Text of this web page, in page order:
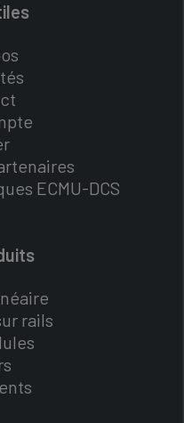
ECMU-DCS
rails